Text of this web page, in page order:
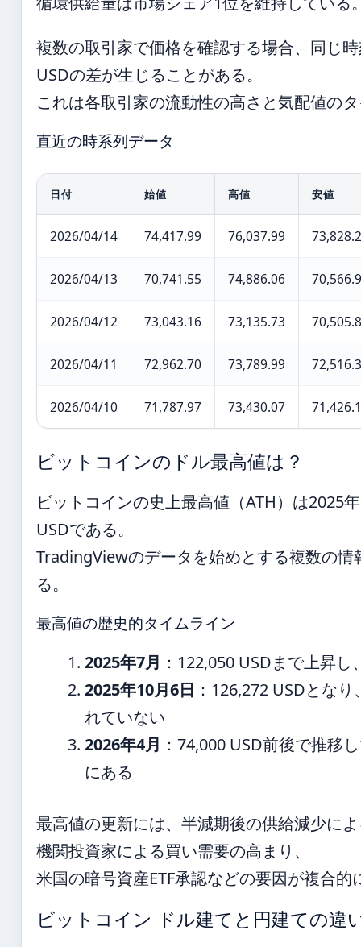
複数の取引家で価格を確認する場合、同じ
USDの差が生じることがある。
これは各取引家の流動性の高さと気配値の
直近の時系列データ
日付 始値 高値 安値
2026/04/14 74,417.99 76,037.99
2026/04/13 70,741.55 74,886.06
2026/04/12 73,043.16 73,135.73
2026/04/11 72,962.70 73,789.99
2026/04/10 71,787.97 73,430.07
ビットコインのドル最高値は？
ビットコインの史上最高値（ATH）は2025
USDである。
TradingViewのデータを始めとする複数の
る。
最高値の歴史的タイムライン
2025年7月 ：122,050 USDまで上昇
2025年10月6日 ：126,272 USDとな
れていない
2026年4月 ：74,000 USD前後で推移
にある
最高値の更新には、半減期後の供給減少に
機関投資家による買い需要の高まり、
米国の暗号資産ETF承認などの要因が複合
ビットコイン ドル建てと円建ての違